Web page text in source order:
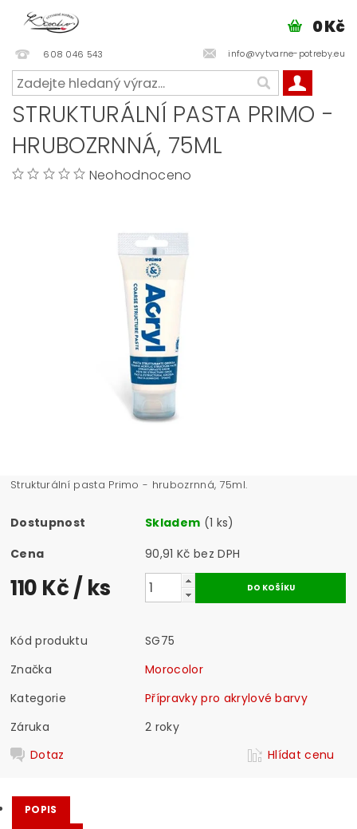
608 046 543 info@vytvarne-potreby.eu
0 Kč
STRUKTURÁLNÍ PASTA PRIMO -
HRUBOZRNNÁ, 75ML
Neohodnoceno
Strukturální pasta Primo - hrubozrnná, 75ml.
Dostupnost Skladem (1 ks)
Cena
90,91 Kč bez DPH
110 Kč/ ks
Kód produktu
SG75
Značka
Morocolor
Kategorie
Přípravky pro akrylové barvy
Záruka
2 roky
Dotaz
Hlídat cenu
POPIS